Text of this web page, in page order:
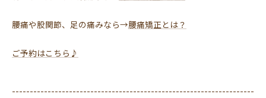
腰痛や股関節、足の痛みなら→腰痛矯正とは？
ご予約はこちら♪
--------------------------------------------------------------------